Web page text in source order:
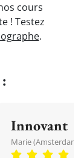
cours
! Testez
.
Innovant
Marie (Amsterdam)